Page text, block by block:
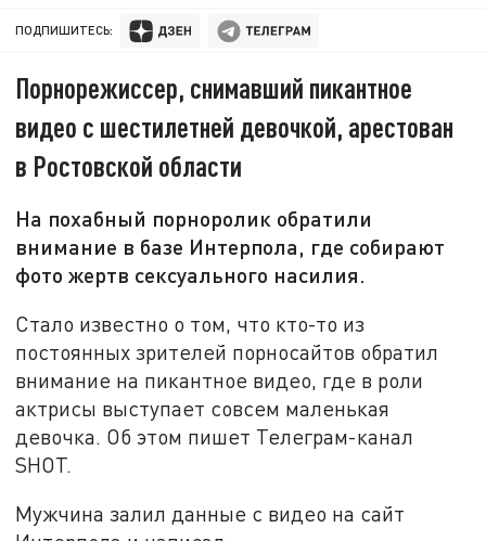
ПОДПИШИТЕСЬ:
Порнорежиссер, снимавший пикантное
видео с шестилетней девочкой, арестован
в Ростовской области
На похабный порноролик обратили
внимание в базе Интерпола, где собирают
фото жертв сексуального насилия.
Стало известно о том, что кто-то из
постоянных зрителей порносайтов обратил
внимание на пикантное видео, где в роли
актрисы выступает совсем маленькая
девочка. Об этом пишет Телеграм-канал
SHOT.
Мужчина залил данные с видео на сайт